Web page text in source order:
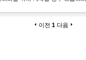
이전 1 다음